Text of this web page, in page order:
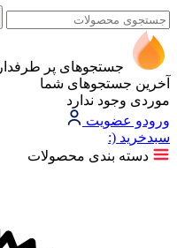
جستجوهای پر طرفدار
آخرین جستجوهای شما
موردی وجود ندارد
ورودو عضویت
سبد‌خرید (:
دسته بندی محصولات